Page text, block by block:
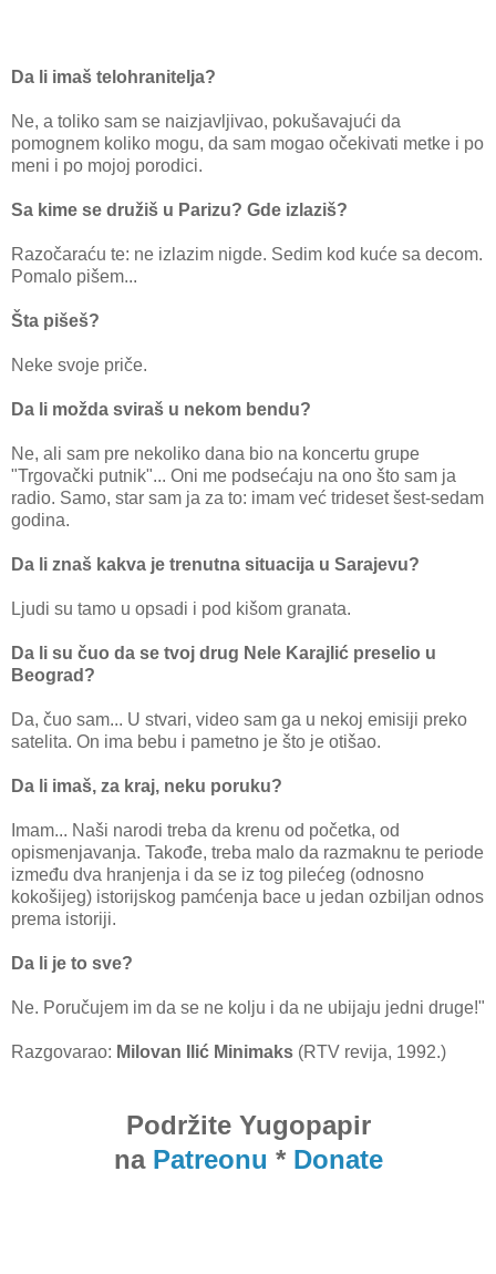
Da li imaš telohranitelja?
Ne, a toliko sam se naizjavljivao, pokušavajući da
pomognem koliko mogu, da sam mogao očekivati metke i po
meni i po mojoj porodici.
Sa kime se družiš u Parizu? Gde izlaziš?
Razočaraću te: ne izlazim nigde. Sedim kod kuće sa decom.
Pomalo pišem...
Šta pišeš?
Neke svoje priče.
Da li možda sviraš u nekom bendu?
Ne, ali sam pre nekoliko dana bio na koncertu grupe
"Trgovački putnik"... Oni me podsećaju na ono što sam ja
radio. Samo, star sam ja za to: imam već trideset šest-sedam
godina.
Da li znaš kakva je trenutna situacija u Sarajevu?
Ljudi su tamo u opsadi i pod kišom granata.
Da li su čuo da se tvoj drug Nele Karajlić preselio u
Beograd?
Da, čuo sam... U stvari, video sam ga u nekoj emisiji preko
satelita. On ima bebu i pametno je što je otišao.
Da li imaš, za kraj, neku poruku?
Imam... Naši narodi treba da krenu od početka, od
opismenjavanja. Takođe, treba malo da razmaknu te periode
između dva hranjenja i da se iz tog pilećeg (odnosno
kokošijeg) istorijskog pamćenja bace u jedan ozbiljan odnos
prema istoriji.
Da li je to sve?
Ne. Poručujem im da se ne kolju i da ne ubijaju jedni druge!"
Razgovarao: Milovan Ilić Minimaks (RTV revija, 1992.)
Podržite Yugopapir
na Patreonu * Donate